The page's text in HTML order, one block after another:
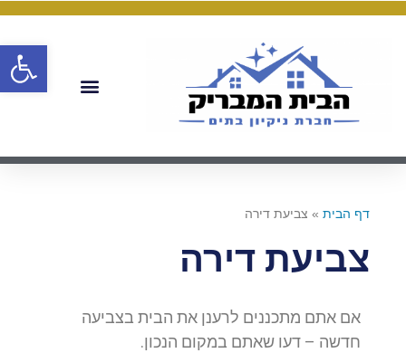
דף הבית » צביעת דירה
צביעת דירה
אם אתם מתכננים לרענן את הבית בצביעה
חדשה – דעו שאתם במקום הנכון.